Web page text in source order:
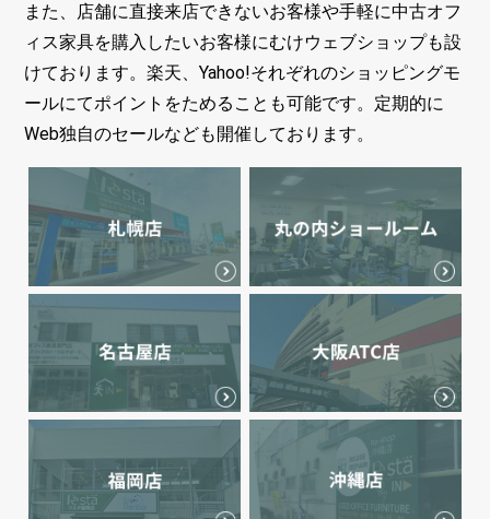
また、店舗に直接来店できないお客様や手軽に中古オフ
ィス家具を購入したいお客様にむけウェブショップも設
けております。楽天、Yahoo!それぞれのショッピングモ
ールにてポイントをためることも可能です。定期的に
Web独自のセールなども開催しております。